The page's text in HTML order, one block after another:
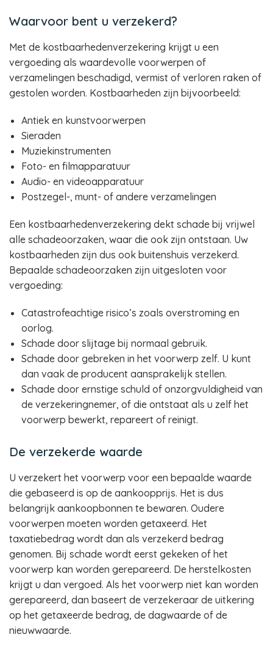
Waarvoor bent u verzekerd?
Met de kostbaarhedenverzekering krijgt u een
vergoeding als waardevolle voorwerpen of
verzamelingen beschadigd, vermist of verloren raken of
gestolen worden. Kostbaarheden zijn bijvoorbeeld:
Antiek en kunstvoorwerpen
Sieraden
Muziekinstrumenten
Foto- en filmapparatuur
Audio- en videoapparatuur
Postzegel-, munt- of andere verzamelingen
Een kostbaarhedenverzekering dekt schade bij vrijwel
alle schadeoorzaken, waar die ook zijn ontstaan. Uw
kostbaarheden zijn dus ook buitenshuis verzekerd.
Bepaalde schadeoorzaken zijn uitgesloten voor
vergoeding:
Catastrofeachtige risico’s zoals overstroming en
oorlog.
Schade door slijtage bij normaal gebruik.
Schade door gebreken in het voorwerp zelf. U kunt
dan vaak de producent aansprakelijk stellen.
Schade door ernstige schuld of onzorgvuldigheid van
de verzekeringnemer, of die ontstaat als u zelf het
voorwerp bewerkt, repareert of reinigt.
De verzekerde waarde
U verzekert het voorwerp voor een bepaalde waarde
die gebaseerd is op de aankoopprijs. Het is dus
belangrijk aankoopbonnen te bewaren. Oudere
voorwerpen moeten worden getaxeerd. Het
taxatiebedrag wordt dan als verzekerd bedrag
genomen. Bij schade wordt eerst gekeken of het
voorwerp kan worden gerepareerd. De herstelkosten
krijgt u dan vergoed. Als het voorwerp niet kan worden
gerepareerd, dan baseert de verzekeraar de uitkering
op het getaxeerde bedrag, de dagwaarde of de
nieuwwaarde.